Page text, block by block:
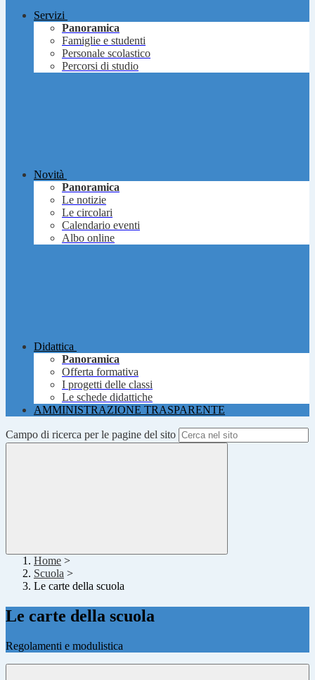
Servizi
Panoramica
Famiglie e studenti
Personale scolastico
Percorsi di studio
Novità
Panoramica
Le notizie
Le circolari
Calendario eventi
Albo online
Didattica
Panoramica
Offerta formativa
I progetti delle classi
Le schede didattiche
AMMINISTRAZIONE TRASPARENTE
Campo di ricerca per le pagine del sito
Home >
Scuola >
Le carte della scuola
Le carte della scuola
Regolamenti e modulistica